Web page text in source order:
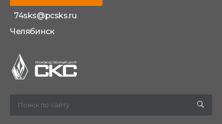
74sks@pcsks.ru
Челябинск